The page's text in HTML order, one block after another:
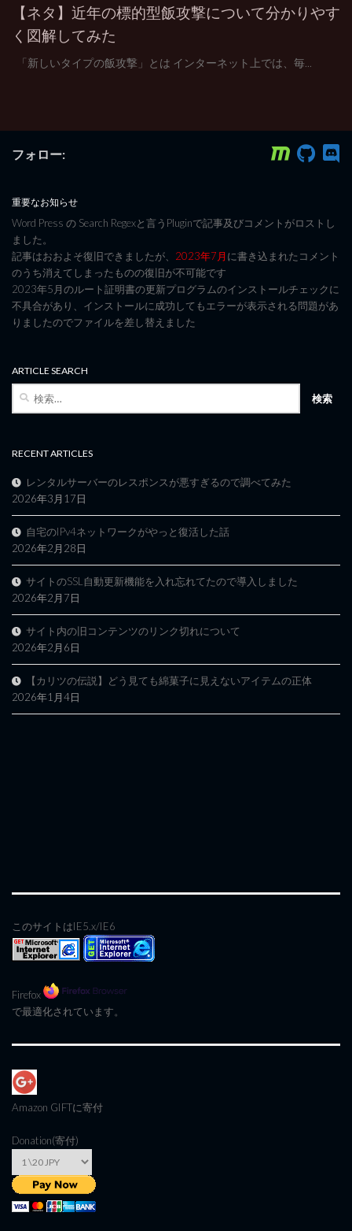
【ネタ】近年の標的型飯攻撃について分かりやす
く図解してみた
「新しいタイプの飯攻撃」とは インターネット上では、毎...
フォロー:
重要なお知らせ
Word Press の Search Regexと言うPluginで記事及びコメントがロストし
ました。
記事はおおよそ復旧できましたが、 2023年7月に書き込まれたコメント
のうち消えてしまったものの復旧が不可能です
2023年5月のルート証明書の更新プログラムのインストールチェックに
不具合があり、インストールに成功してもエラーが表示される問題があ
りましたのでファイルを差し替えました
ARTICLE SEARCH
検
RECENT ARTICLES
レンタルサーバーのレスポンスが悪すぎるので調べてみた
2026年3月17日
自宅のIPv4ネットワークがやっと復活した話
2026年2月28日
サイトのSSL自動更新機能を入れ忘れてたので導入しました
2026年2月7日
サイト内の旧コンテンツのリンク切れについて
2026年2月6日
【カリツの伝説】どう見ても綿菓子に見えないアイテムの正体
2026年1月4日
このサイトはIE5.x/IE6
Firefox
で最適化されています。
Amazon GIFTに寄付
Donation(寄付)